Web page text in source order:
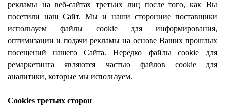
рекламы на веб-сайтах третьих лиц послетого, как Вы
посетили наш Сайт.
Мы и наши сторонние поставщики
используем
файлы cookie для информирования,
оптимизации и подачи рекламы на основе Ваших прошлых
посещений нашего Сайта. Нередко файлы cookie
для
ремаркетинга
являются частью файлов
cookie для
аналитики, которые мы используем.
Cookies третьих сторон